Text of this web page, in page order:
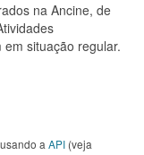
na Ancine, de
situação regular.
a API (veja